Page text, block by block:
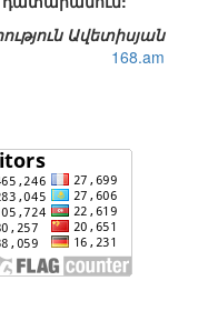
Ավետիսյան
168.am